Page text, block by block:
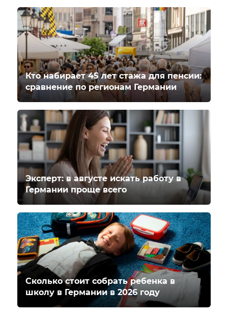
Кто набирает 45 лет стажа для пенсии:
сравнение по регионам Германии
Эксперт: в августе искать работу в
Германии проще всего
Сколько стоит собрать ребенка в
школу в Германии в 2026 году